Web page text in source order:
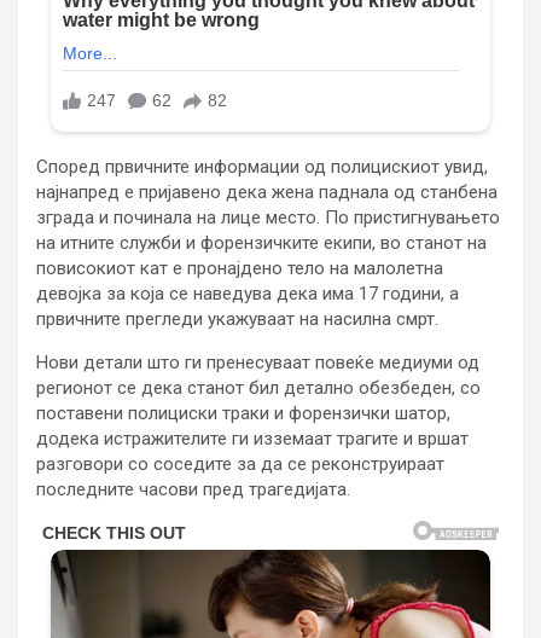
Според првичните информации од полицискиот увид,
најнапред е пријавено дека жена паднала од станбена
зграда и починала на лице место. По пристигнувањето
на итните служби и форензичките екипи, во станот на
повисокиот кат е пронајдено тело на малолетна
девојка за која се наведува дека има 17 години, а
првичните прегледи укажуваат на насилна смрт.
Нови детали што ги пренесуваат повеќе медиуми од
регионот се дека станот бил детално обезбеден, со
поставени полициски траки и форензички шатор,
додека истражителите ги изземаат трагите и вршат
разговори со соседите за да се реконструираат
последните часови пред трагедијата.